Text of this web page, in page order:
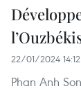
22/01/2024 14:12
Phan Anh